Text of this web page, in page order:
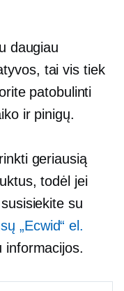
daugiau
tai vis tiek
patobulinti
ir pinigų.
geriausią
todėl jei
su
„Ecwid“ el.